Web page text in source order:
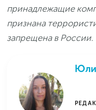
принадлежащие
признана
запрещена в России.